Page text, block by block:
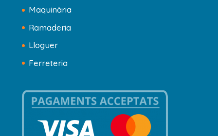
Maquinària
Ramaderia
Lloguer
Ferreteria